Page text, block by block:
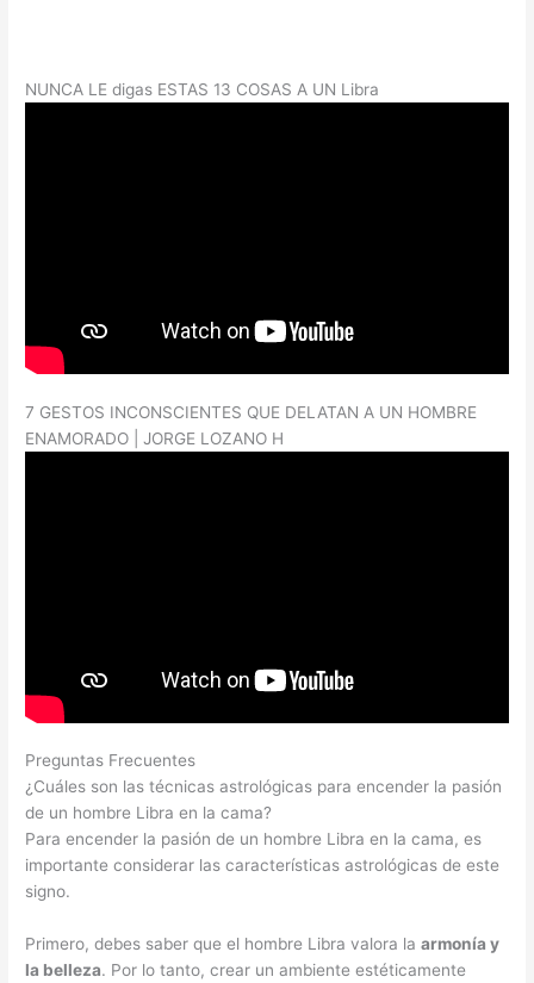
NUNCA LE digas ESTAS 13 COSAS A UN Libra
7 GESTOS INCONSCIENTES QUE DELATAN A UN HOMBRE
ENAMORADO | JORGE LOZANO H
Preguntas Frecuentes
¿Cuáles son las técnicas astrológicas para encender la pasión
de un hombre Libra en la cama?
Para encender la pasión de un hombre Libra en la cama, es
importante considerar las características astrológicas de este
signo.
Primero, debes saber que el hombre Libra valora laarmonía y
la belleza. Por lo tanto, crear un ambiente estéticamente